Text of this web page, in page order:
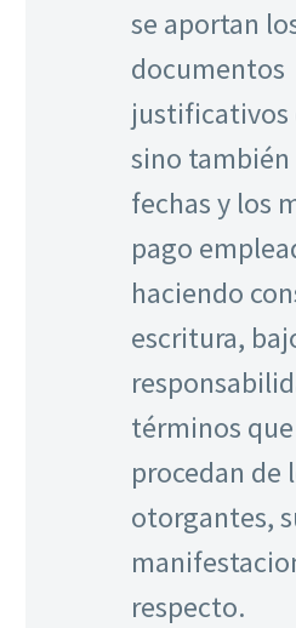
se aportan
documentos
justificativos
sino también
fechas y los
pago
haciendo
escritura,
términos que
procedan de
otorgantes,
respecto.